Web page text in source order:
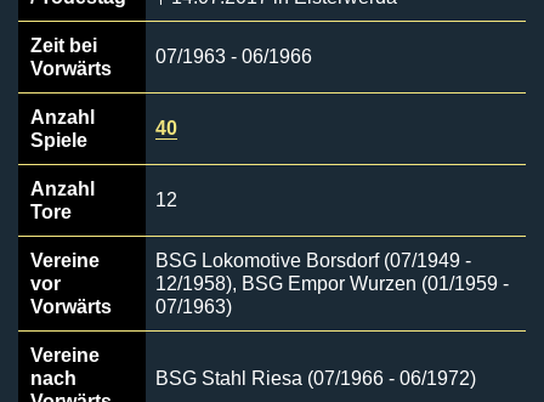
Zeit bei
Vorwärts
07/1963 - 06/1966
Anzahl
Spiele
40
Anzahl
Tore
12
Vereine
vor
Vorwärts
BSG Lokomotive Borsdorf (07/1949 -
12/1958), BSG Empor Wurzen (01/1959 -
07/1963)
Vereine
nach
BSG Stahl Riesa (07/1966 - 06/1972)